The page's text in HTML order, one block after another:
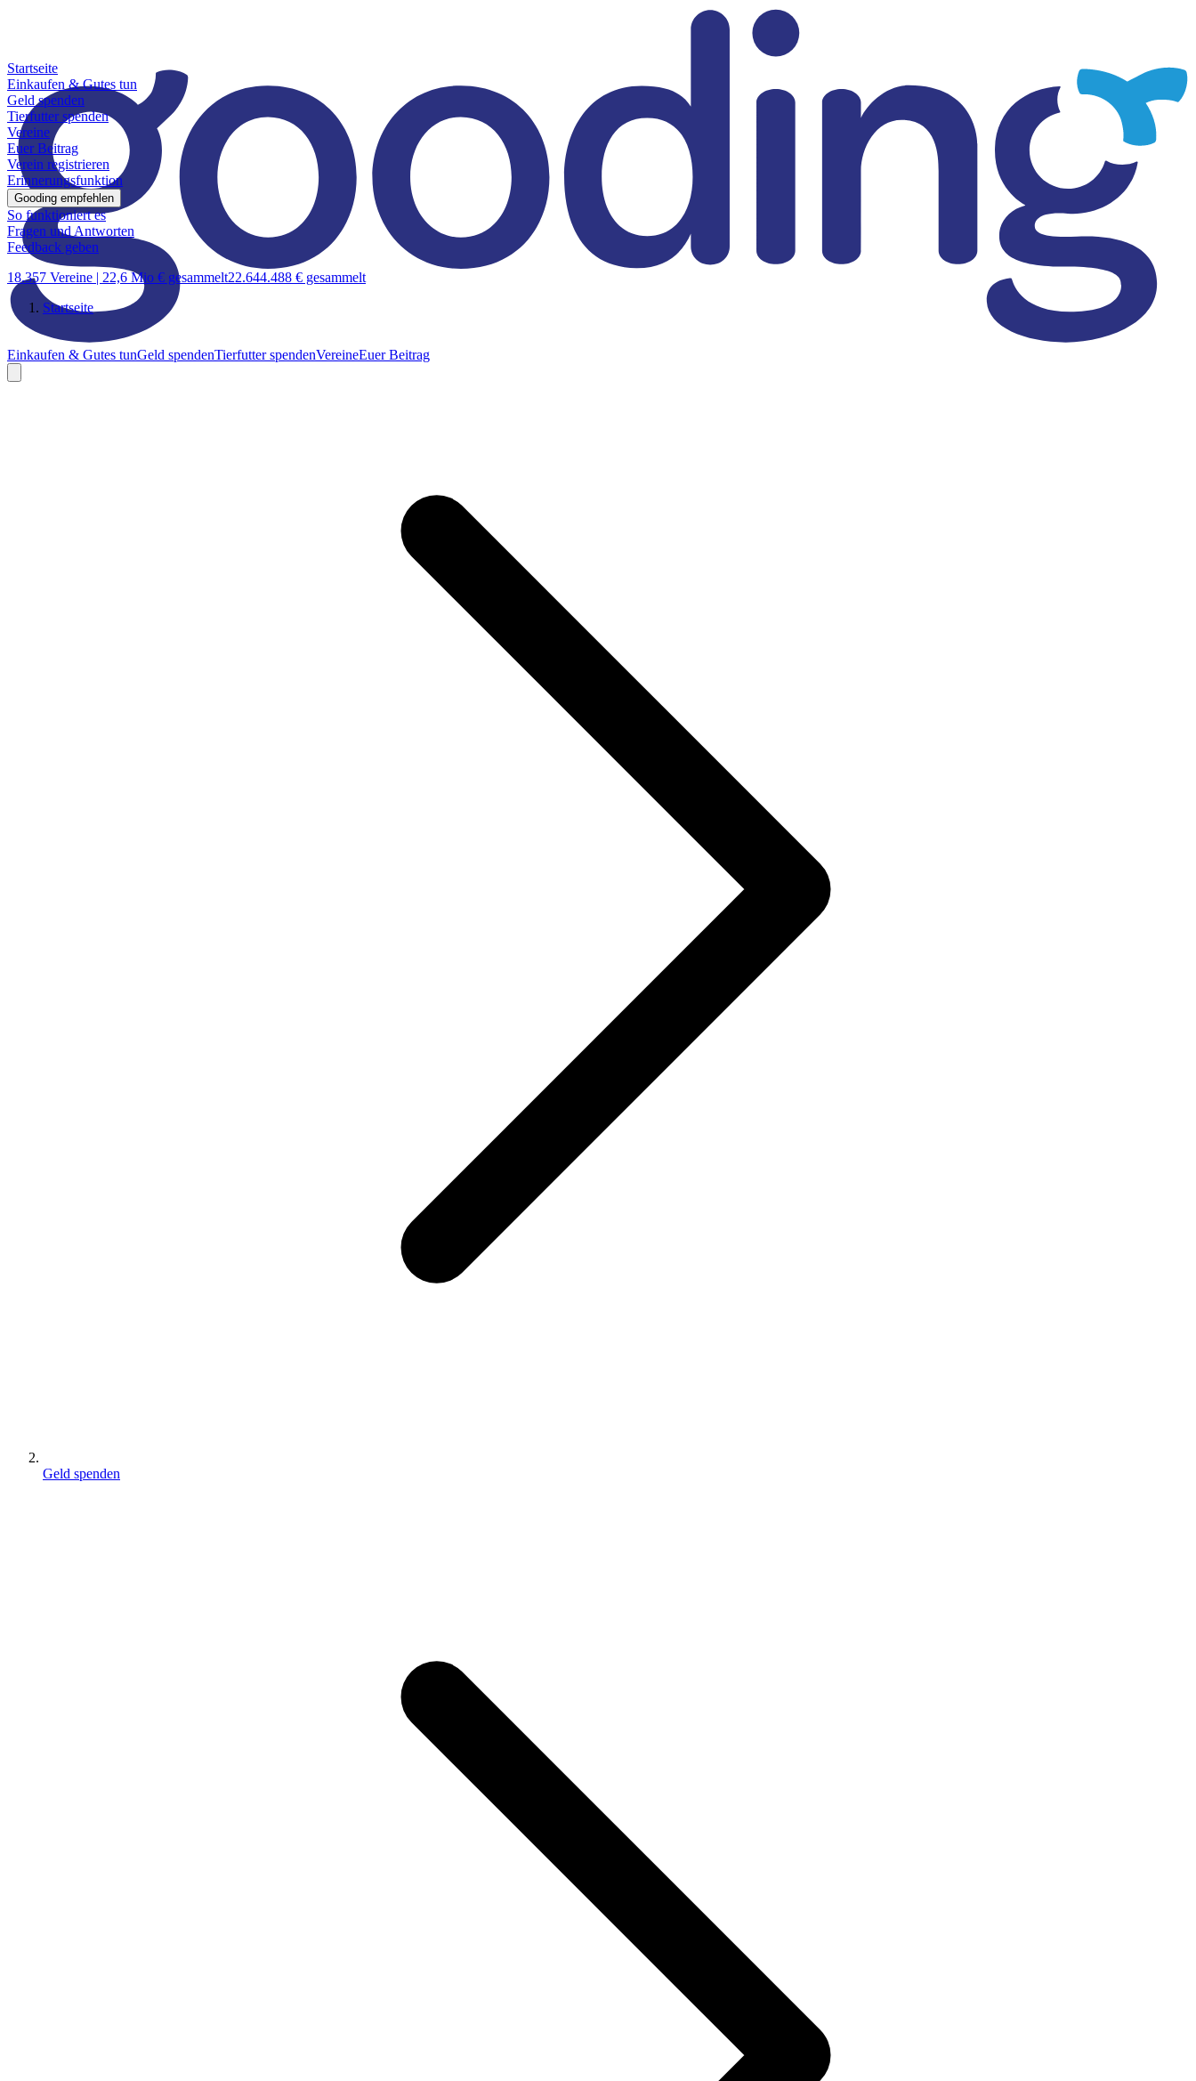
Einkaufen & Gutes tunGeld spendenTierfutter spendenVereineEuer Beitrag
Startseite
Einkaufen & Gutes tun
Geld spenden
Tierfutter spenden
Vereine
Euer Beitrag
Verein registrieren
Erinnerungsfunktion
Gooding empfehlen
So funktioniert es
Fragen und Antworten
Feedback geben
18.357 Vereine | 22,6 Mio € gesammelt22.644.488 € gesammelt
Startseite
Geld spenden